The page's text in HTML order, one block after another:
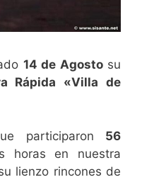
14 de Agostosu
Rápida «Villa de
participaron 56
horas en nuestra
lienzo rincones de